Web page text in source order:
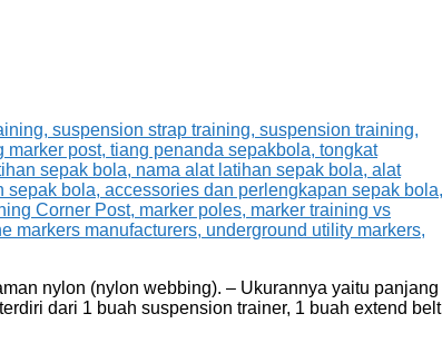
nylon (nylon webbing). – Ukurannya yaitu panjang
dari 1 buah suspension trainer, 1 buah extend belt